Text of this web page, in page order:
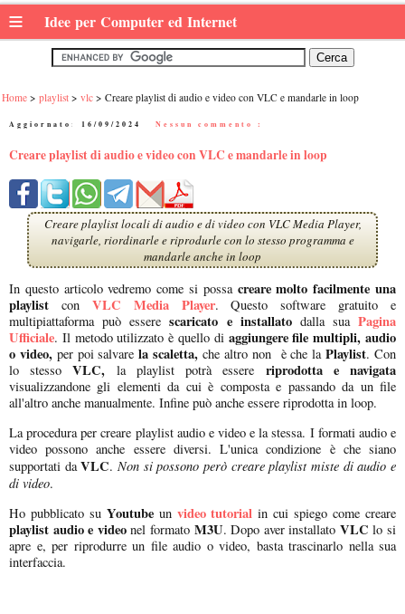
≡ Idee per Computer ed Internet
Home playlist vlc Creare playlist di audio e video con VLC e mandarle in loop
Aggiornato: 16/09/2024 Nessun commento :
Creare playlist di audio e video con VLC e mandarle in loop
Creare playlist locali di audio e di video con VLC Media Player,
navigarle, riordinarle e riprodurle con lo stesso programma e
mandarle anche in loop
In questo articolo vedremo come si possa creare molto facilmente una
playlist con VLC Media Player. Questo software gratuito e
multipiattaforma può esserescaricato e installatodalla sua Pagina
Ufficiale. Il metodo utilizzato è quello di aggiungere file multipli, audio
o video,per poi salvarela scaletta, che altro non è che laPlaylist. Con
lo stesso VLC, la playlist potrà essere riprodotta e navigata
visualizzandone gli elementi da cui è composta e passando da un file
all'altro anche manualmente. Infine può anche essere riprodotta in loop.
La procedura per creare playlist audio e video e la stessa. I formati audio e
video possono anche essere diversi. L'unica condizione è che siano
supportati daVLC.Non si possono però creare playlist miste di audio e
di video.
Ho pubblicato suYoutubeun video tutorial in cui spiego come creare
playlist audio e videonel formato M3U. Dopo aver installato VLC lo si
apre e, per riprodurre un file audio o video, basta trascinarlo nella sua
interfaccia.